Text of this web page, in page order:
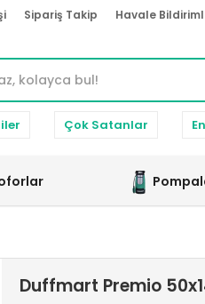
Sipariş Takip Havale
Çok Satanlar
Duffmart Premio